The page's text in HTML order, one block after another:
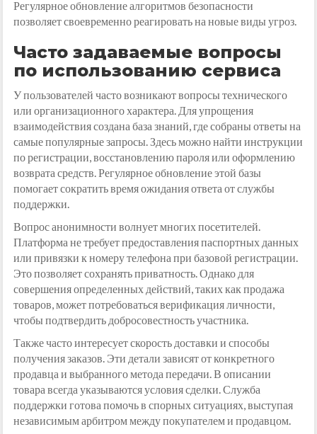
Регулярное обновление алгоритмов безопасности
позволяет своевременно реагировать на новые виды угроз.
Часто задаваемые вопросы
по использованию сервиса
У пользователей часто возникают вопросы технического
или организационного характера. Для упрощения
взаимодействия создана база знаний, где собраны ответы на
самые популярные запросы. Здесь можно найти инструкции
по регистрации, восстановлению пароля или оформлению
возврата средств. Регулярное обновление этой базы
помогает сократить время ожидания ответа от службы
поддержки.
Вопрос анонимности волнует многих посетителей.
Платформа не требует предоставления паспортных данных
или привязки к номеру телефона при базовой регистрации.
Это позволяет сохранять приватность. Однако для
совершения определенных действий, таких как продажа
товаров, может потребоваться верификация личности,
чтобы подтвердить добросовестность участника.
Также часто интересует скорость доставки и способы
получения заказов. Эти детали зависят от конкретного
продавца и выбранного метода передачи. В описании
товара всегда указываются условия сделки. Служба
поддержки готова помочь в спорных ситуациях, выступая
независимым арбитром между покупателем и продавцом.